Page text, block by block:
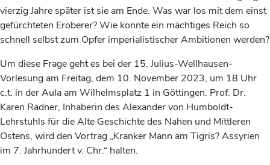
vierzig Jahre später ist sie am Ende. Was war los mit dem einst
gefürchteten Eroberer? Wie konnte ein mächtiges Reich so
schnell selbst zum Opfer imperialistischer Ambitionen werden?
Um diese Frage geht es bei der 15. Julius-Wellhausen-
Vorlesung am Freitag, dem 10. November 2023, um 18 Uhr
c.t. in der Aula am Wilhelmsplatz 1 in Göttingen. Prof. Dr.
Karen Radner, Inhaberin des Alexander von Humboldt-
Lehrstuhls für die Alte Geschichte des Nahen und Mittleren
Ostens, wird den Vortrag „Kranker Mann am Tigris? Assyrien
im 7. Jahrhundert v. Chr.“ halten.